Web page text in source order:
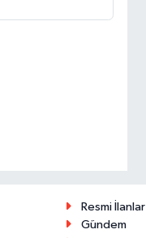
Resmi İlanlar
Gündem